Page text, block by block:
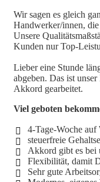
Wir sagen es gleich
Handwerker/innen,
Unsere
Kunden nur Top-
Lieber eine Stunde
abgeben. Das ist
Akkord gearbeitet.
Viel geboten
4-Tage-Woche auf
steuerfreie
Akkord gibt es bei
Flexibilität, damit
Sehr gute